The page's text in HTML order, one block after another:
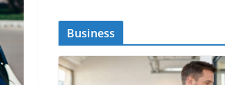
Business